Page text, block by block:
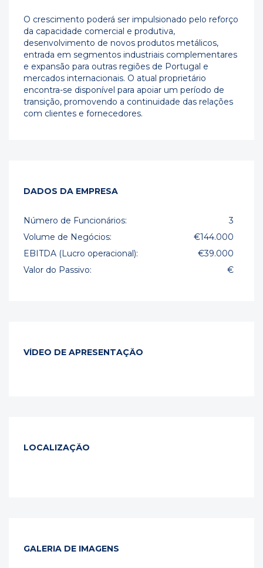
O crescimento poderá ser impulsionado pelo reforço
da capacidade comercial e produtiva,
desenvolvimento de novos produtos metálicos,
entrada em segmentos industriais complementares
e expansão para outras regiões de Portugal e
mercados internacionais. O atual proprietário
encontra-se disponível para apoiar um período de
transição, promovendo a continuidade das relações
com clientes e fornecedores.
DADOS DA EMPRESA
Número de Funcionários:
3
Volume de Negócios:
€144.000
EBITDA (Lucro operacional):
€39.000
Valor do Passivo:
€
VÍDEO DE APRESENTAÇÃO
LOCALIZAÇÃO
GALERIA DE IMAGENS